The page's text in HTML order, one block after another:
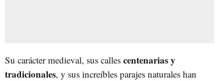
Su carácter medieval, sus calles centenarias y
tradicionales, y sus increíbles parajes naturales han